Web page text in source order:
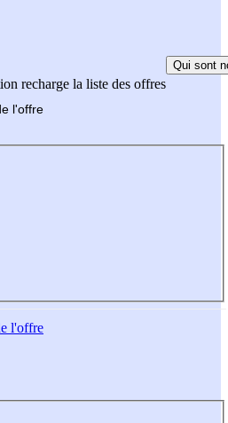
recharge la liste des offres
Qui sont
l'offre
l'offre